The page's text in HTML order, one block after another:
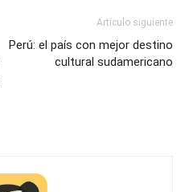
Artículo siguiente
Perú: el país con mejor destino
cultural sudamericano